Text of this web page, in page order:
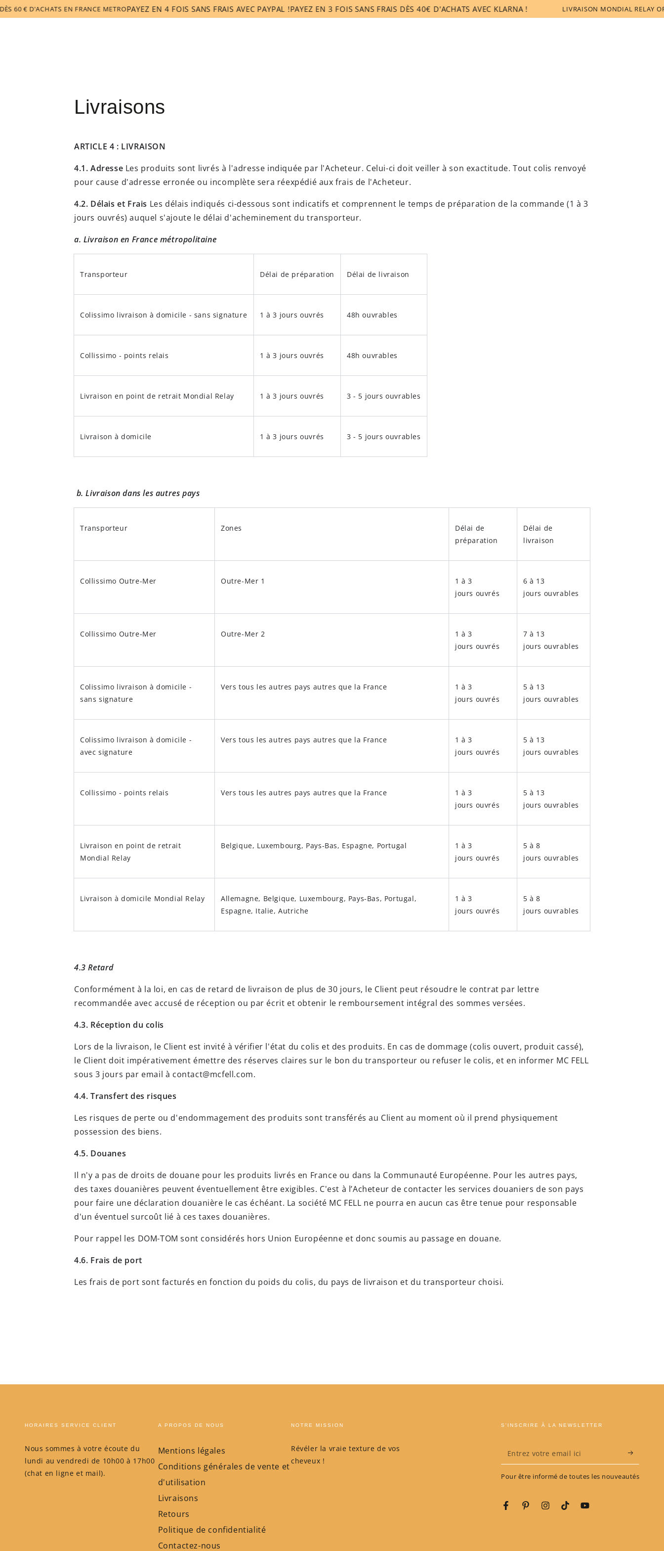
IGNORER LE
CONTENU
€ D'ACHATS EN FRANCE METROPAYEZ EN 4 FOIS SANS FRAIS AVEC PAYPAL !PAYEZ EN 3 FOIS SANS FRAIS DÈS 40€ D'ACHATS AVEC KLARNA ! LIVRAISON MONDIAL RELAY
Livraisons
ARTICLE 4 : LIVRAISON
4.1. Adresse Les produits sont livrés à l'adresse indiquée par l'Acheteur. Celui-ci doit veiller à son exactitude. Tout colis renvoyé
pour cause d'adresse erronée ou incomplète sera réexpédié aux frais de l'Acheteur.
4.2. Délais et Frais Les délais indiqués ci-dessous sont indicatifs et comprennent le temps de préparation de la commande (1 à 3
jours ouvrés) auquel s'ajoute le délai d'acheminement du transporteur.
a. Livraison en France métropolitaine
Transporteur Délai de préparation Délai de livraison
Colissimo livraison à domicile - sans signature 1 à 3 jours ouvrés 48h ouvrables
Collissimo - points relais 1 à 3 jours ouvrés 48h ouvrables
Livraison en point de retrait Mondial Relay 1 à 3 jours ouvrés 3 - 5 jours ouvrables
Livraison à domicile 1 à 3 jours ouvrés 3 - 5 jours ouvrables
b. Livraison dans les autres pays
Transporteur Zones
Délai de
préparation
Délai de
livraison
Collissimo Outre-Mer Outre-Mer 1
1 à 3
jours ouvrés
6 à 13
jours ouvrables
Collissimo Outre-Mer Outre-Mer 2
1 à 3
jours ouvrés
7 à 13
jours ouvrables
Colissimo livraison à domicile -
sans signature
Vers tous les autres pays autres que la France
1 à 3
jours ouvrés
5 à 13
jours ouvrables
Colissimo livraison à domicile -
avec signature
Vers tous les autres pays autres que la France
1 à 3
jours ouvrés
5 à 13
jours ouvrables
Collissimo - points relais Vers tous les autres pays autres que la France
1 à 3
jours ouvrés
5 à 13
jours ouvrables
Livraison en point de retrait
Mondial Relay
Belgique, Luxembourg, Pays-Bas, Espagne, Portugal
1 à 3
jours ouvrés
5 à 8
jours ouvrables
Livraison à domicile Mondial Relay
Allemagne, Belgique, Luxembourg, Pays-Bas, Portugal,
Espagne, Italie, Autriche
1 à 3
jours ouvrés
5 à 8
jours ouvrables
4.3 Retard
Conformément à la loi, en cas de retard de livraison de plus de 30 jours, le Client peut résoudre le contrat par lettre
recommandée avec accusé de réception ou par écrit et obtenir le remboursement intégral des sommes versées.
4.3. Réception du colis
Lors de la livraison, le Client est invité à vérifier l'état du colis et des produits. En cas de dommage (colis ouvert, produit cassé),
le Client doit impérativement émettre des réserves claires sur le bon du transporteur ou refuser le colis, et en informer MC FELL
sous 3 jours par email à contact@mcfell.com.
4.4. Transfert des risques
Les risques de perte ou d'endommagement des produits sont transférés au Client au moment où il prend physiquement
possession des biens.
4.5. Douanes
Il n'y a pas de droits de douane pour les produits livrés en France ou dans la Communauté Européenne. Pour les autres pays,
des taxes douanières peuvent éventuellement être exigibles. C'est à l’Acheteur de contacter les services douaniers de son pays
pour faire une déclaration douanière le cas échéant. La société MC FELL ne pourra en aucun cas être tenue pour responsable
d'un éventuel surcoût lié à ces taxes douanières.
Pour rappel les DOM-TOM sont considérés hors Union Européenne et donc soumis au passage en douane.
4.6. Frais de port
Les frais de port sont facturés en fonction du poids du colis, du pays de livraison et du transporteur choisi.
HORAIRES SERVICE CLIENT
Nous sommes à votre écoute du
lundi au vendredi de 10h00 à 17h00
(chat en ligne et mail).
A PROPOS DE NOUS
Mentions légales
Conditions générales de vente et
d'utilisation
Livraisons
Retours
Politique de confidentialité
Contactez-nous
NOTRE MISSION
Révéler la vraie texture de vos
cheveux !
S'INSCRIRE À LA NEWSLETTER
Entrez
votre
email
Pour être informé de toutes les nouveautés
FacebookPinterestInstagram
TikTokYouTube